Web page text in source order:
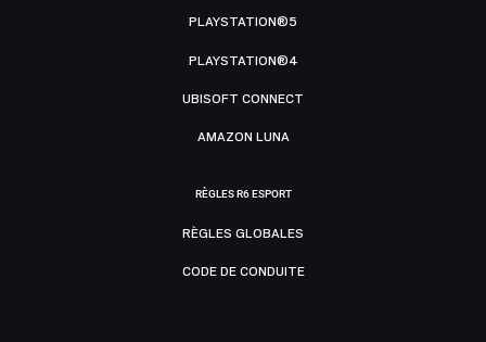
PLAYSTATION®5
PLAYSTATION®4
UBISOFT CONNECT
AMAZON LUNA
RÈGLES R6 ESPORT
RÈGLES GLOBALES
CODE DE CONDUITE